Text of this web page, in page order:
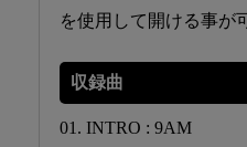
を使用して開ける事が
収録曲
01. INTRO : 9AM